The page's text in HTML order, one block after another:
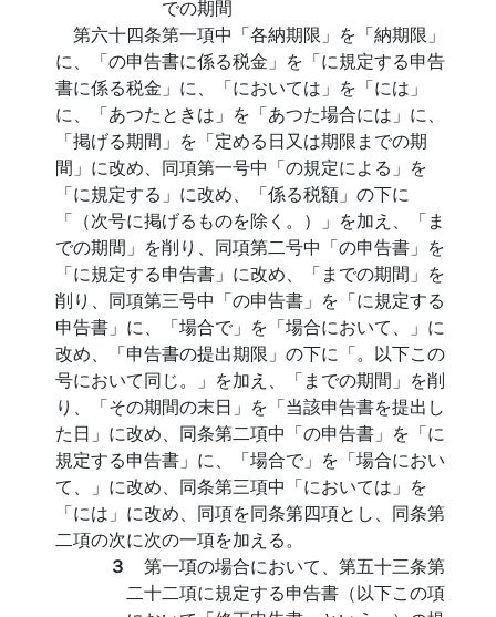
での期間
第六十四条第一項中「各納期限」を「納期限」
に、「の申告書に係る税金」を「に規定する申告
書に係る税金」に、「においては」を「には」
に、「あつたときは」を「あつた場合には」に、
「掲げる期間」を「定める日又は期限までの期
間」に改め、同項第一号中「の規定による」を
「に規定する」に改め、「係る税額」の下に
「（次号に掲げるものを除く。）」を加え、「ま
での期間」を削り、同項第二号中「の申告書」を
「に規定する申告書」に改め、「までの期間」を
削り、同項第三号中「の申告書」を「に規定する
申告書」に、「場合で」を「場合において、」に
改め、「申告書の提出期限」の下に「。以下この
号において同じ。」を加え、「までの期間」を削
り、「その期間の末日」を「当該申告書を提出し
た日」に改め、同条第二項中「の申告書」を「に
規定する申告書」に、「場合で」を「場合におい
て、」に改め、同条第三項中「においては」を
「には」に改め、同項を同条第四項とし、同条第
二項の次に次の一項を加える。
３ 第一項の場合において、第五十三条第
二十二項に規定する申告書（以下この項